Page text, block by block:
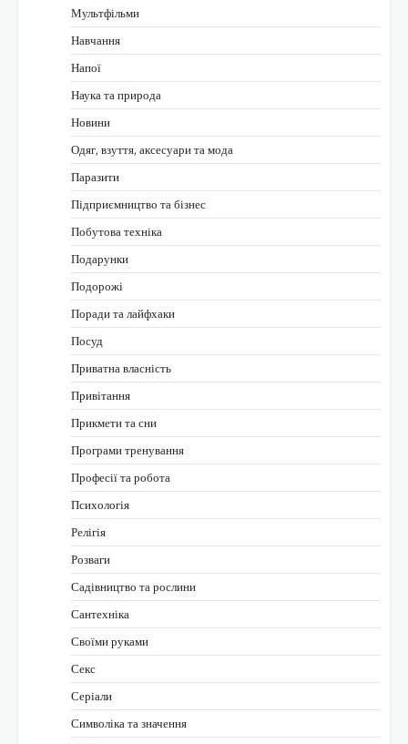
Мультфільми
Навчання
Напої
Наука та природа
Новини
Одяг, взуття, аксесуари та мода
Паразити
Підприємництво та бізнес
Побутова техніка
Подарунки
Подорожі
Поради та лайфхаки
Посуд
Приватна власність
Привітання
Прикмети та сни
Програми тренування
Професії та робота
Психологія
Релігія
Розваги
Садівництво та рослини
Сантехніка
Своїми руками
Секс
Серіали
Символіка та значення